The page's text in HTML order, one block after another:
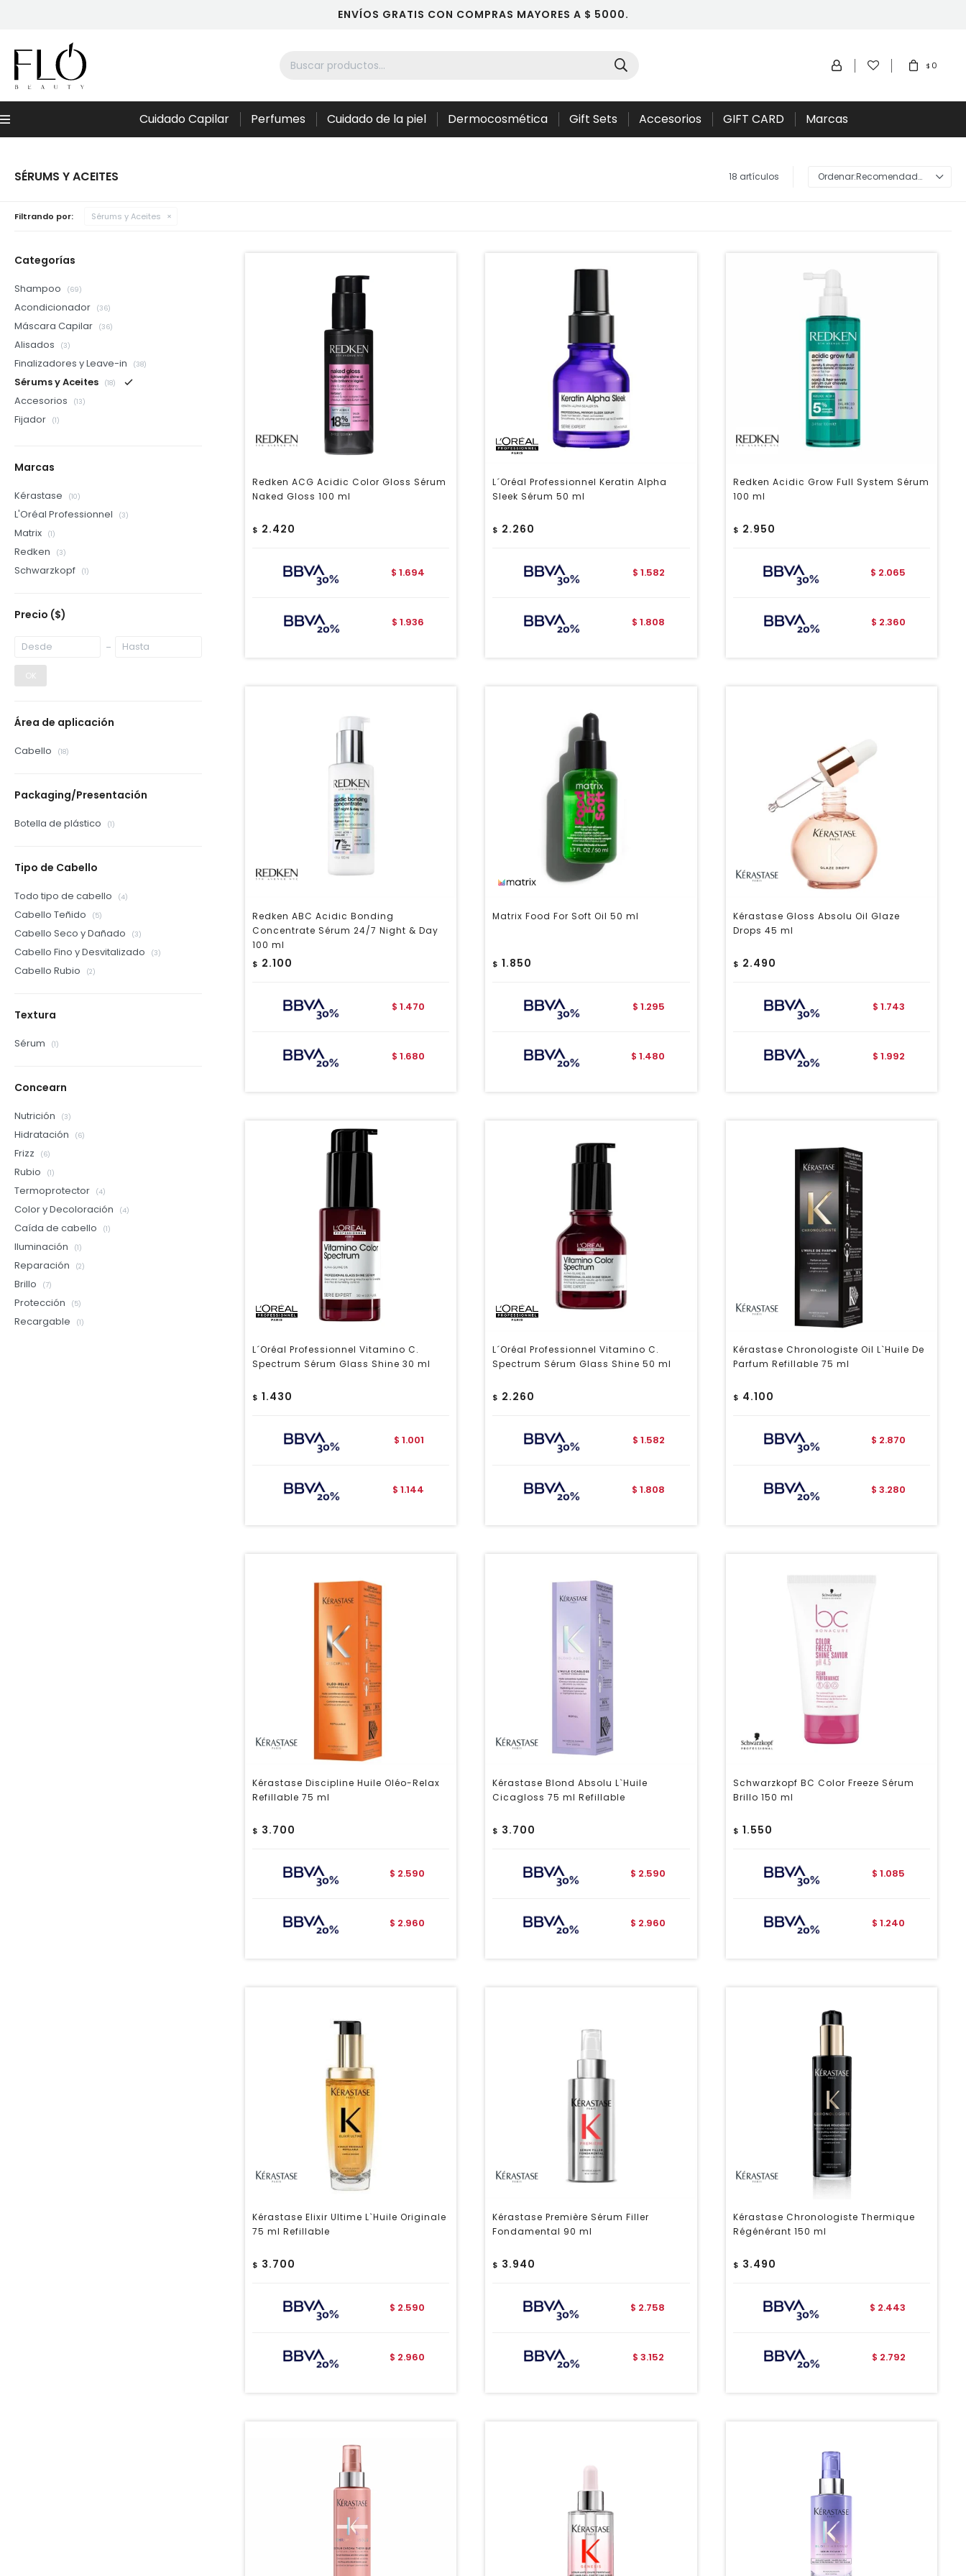
ENVÍOS GRATIS CON COMPRAS MAYORES A $ 5000.
Menú Cuidado Capilar Perfumes Cuidado de la piel Dermocosmética Gift Sets Accesorios GIFT CARD Marcas
$ 0
SÉRUMS Y ACEITES 18 artículos Recomendados
Filtrando por: Sérums y Aceites
Redken ACG Acidic Color Gloss Sérum
Naked Gloss 100 ml
$ 2.420
$ 1.694
$ 1.936
L´Oréal Professionnel Keratin Alpha
Sleek Sérum 50 ml
$ 2.260
$ 1.582
$ 1.808
Redken Acidic Grow Full System Sérum
100 ml
$ 2.950
$ 2.065
$ 2.360
Redken ABC Acidic Bonding
Concentrate Sérum 24/7 Night & Day
100 ml
$ 2.100
$ 1.470
$ 1.680
Matrix Food For Soft Oil 50 ml
$ 1.850
$ 1.295
$ 1.480
Kérastase Gloss Absolu Oil Glaze
Drops 45 ml
$ 2.490
$ 1.743
$ 1.992
L´Oréal Professionnel Vitamino C.
Spectrum Sérum Glass Shine 30 ml
$ 1.430
$ 1.001
$ 1.144
L´Oréal Professionnel Vitamino C.
Spectrum Sérum Glass Shine 50 ml
$ 2.260
$ 1.582
$ 1.808
Kérastase Chronologiste Oil L`Huile De
Parfum Refillable 75 ml
$ 4.100
$ 2.870
$ 3.280
Kérastase Discipline Huile Oléo-Relax
Refillable 75 ml
$ 3.700
$ 2.590
$ 2.960
Kérastase Blond Absolu L`Huile
Cicagloss 75 ml Refillable
$ 3.700
$ 2.590
$ 2.960
Schwarzkopf BC Color Freeze Sérum
Brillo 150 ml
$ 1.550
$ 1.085
$ 1.240
Kérastase Elixir Ultime L`Huile Originale
75 ml Refillable
$ 3.700
$ 2.590
$ 2.960
Kérastase Première Sérum Filler
Fondamental 90 ml
$ 3.940
$ 2.758
$ 3.152
Kérastase Chronologiste Thermique
Régénérant 150 ml
$ 3.490
$ 2.443
$ 2.792
Categorías
Shampoo (69)
Acondicionador (36)
Máscara Capilar (36)
Alisados (3)
Finalizadores y Leave-in (38)
Sérums y Aceites (18)
Accesorios (13)
Fijador (1)
Marcas
Kérastase (10)
L'Oréal Professionnel (3)
Matrix (1)
Redken (3)
Schwarzkopf (1)
Precio ($)
OK
Área de aplicación
Cabello (18)
Packaging/Presentación
Botella de plástico (1)
Tipo de Cabello
Todo tipo de cabello (4)
Cabello Teñido (5)
Cabello Seco y Dañado (3)
Cabello Fino y Desvitalizado (3)
Cabello Rubio (2)
Textura
Sérum (1)
Concearn
Nutrición (3)
Hidratación (6)
Frizz (6)
Rubio (1)
Termoprotector (4)
Color y Decoloración (4)
Caída de cabello (1)
Iluminación (1)
Reparación (2)
Brillo (7)
Protección (5)
Recargable (1)